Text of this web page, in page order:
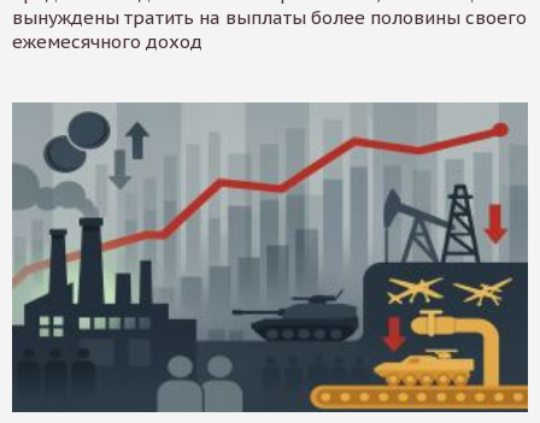
вынуждены тратить на выплаты более половины своего
ежемесячного доход